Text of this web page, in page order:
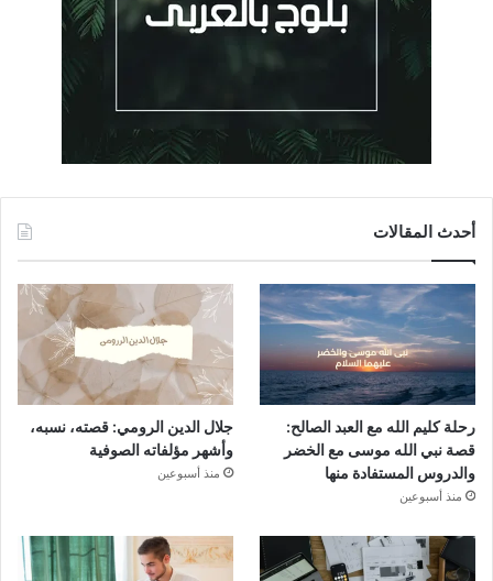
أحدث المقالات
رحلة كليم الله مع العبد الصالح:
قصة نبي الله موسى مع الخضر
والدروس المستفادة منها
منذ أسبوعين
جلال الدين الرومي: قصته، نسبه،
وأشهر مؤلفاته الصوفية
منذ أسبوعين